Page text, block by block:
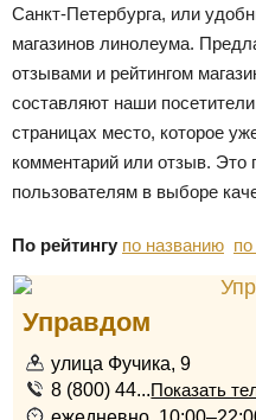
Санкт-Петербурга, или
магазинов линолеума.
отзывами и рейтингом
составляют наши
страницах место, которое
комментарий или отзыв. Это
пользователям в выборе
По рейтингу по названию
Управдом
улица Фучика, 9
8 (800) 44...Показать